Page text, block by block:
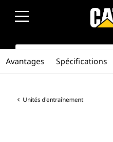
SEARCH
Unités d'entraînement
Avantages Spécifications